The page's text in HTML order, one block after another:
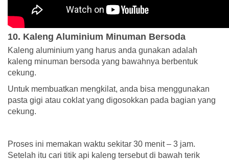
10. Kaleng Aluminium Minuman Bersoda
Kaleng aluminium yang harus anda gunakan adalah
kaleng minuman bersoda yang bawahnya berbentuk
cekung.
Untuk membuatkan mengkilat, anda bisa menggunakan
pasta gigi atau coklat yang digosokkan pada bagian yang
cekung.
Proses ini memakan waktu sekitar 30 menit – 3 jam.
Setelah itu cari titik api kaleng tersebut di bawah terik